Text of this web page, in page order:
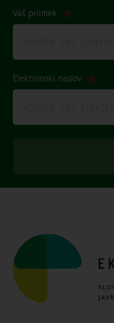
Vaš priimek
Elektronski naslov